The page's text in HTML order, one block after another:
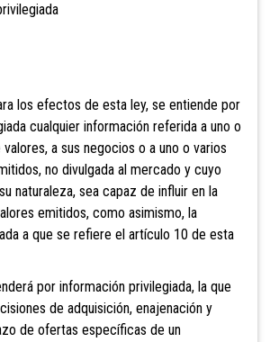
los efectos de esta ley, se entiende por
cualquier información referida a uno o
a sus negocios o a uno o varios
no divulgada al mercado y cuyo
naturaleza, sea capaz de influir en la
emitidos, como asimismo, la
a que se refiere el artículo 10 de esta
por información privilegiada, la que
de adquisición, enajenación y
de ofertas específicas de un